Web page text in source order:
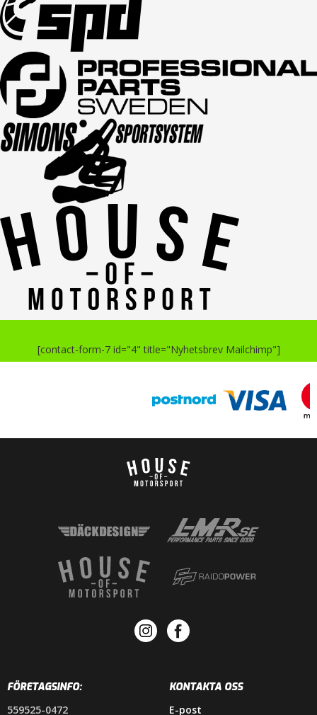
[contact-form-7 id="4" title="Nyhetsbrev Mailchimp"]
FÖRETAGSINFO:
559525-0472
KONTAKTA OSS
E-post